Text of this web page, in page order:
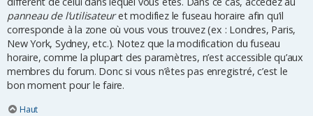
panneau de l’utilisateuret modifiez le fuseau horaire afin qu’il
corresponde à la zone où vous vous trouvez (ex : Londres, Paris,
New York, Sydney, etc.). Notez que la modification du fuseau
horaire, comme la plupart des paramètres, n’est accessible qu’aux
membres du forum. Donc si vous n’êtes pas enregistré, c’est le
bon moment pour le faire.
Haut